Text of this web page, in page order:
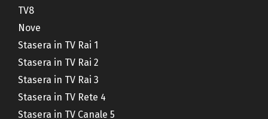
TV8
Nove
Stasera in TV Rai 1
Stasera in TV Rai 2
Stasera in TV Rai 3
Stasera in TV Rete 4
Stasera in TV Canale 5